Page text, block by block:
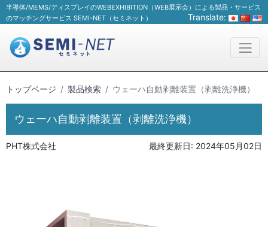
半導体/MEMS/ディスプレイのWEBEXHIBITION（WEB展示会）による製品・サービス
のマッチングサービス SEMI-NET（セミネット）
Translate:
トップページ 製品検索 ウェーハ自動剥離装置（剥離洗浄機）
ウェーハ自動剥離装置（剥離洗浄機）
PHT株式会社 最終更新日: 2024年05月02日